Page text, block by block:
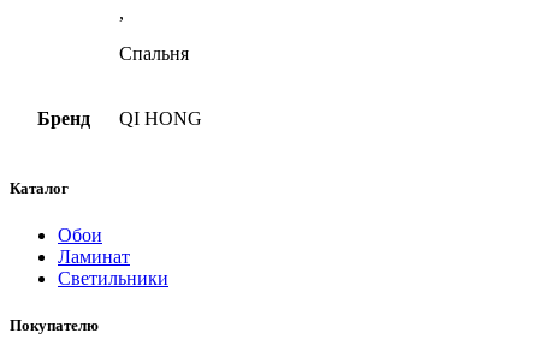
,
Спальня
Бренд QI HONG
Каталог
Обои
Ламинат
Светильники
Покупателю